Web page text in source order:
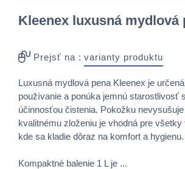
Kleenex luxusná mydlová
Prejsť na : varianty produktu
Luxusná mydlová pena Kleenex je
používanie a ponúka jemnú starostlivosť
účinnosťou čistenia. Pokožku
kvalitnému zloženiu je vhodná pre
kde sa kladie dôraz na komfort a hygienu.
Kompaktné balenie 1 L je ...